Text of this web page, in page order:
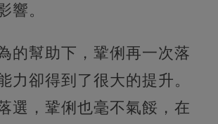
響。
的幫助下，鞏俐再一次落
力卻得到了很大的提升。
選，鞏俐也毫不氣餒，在